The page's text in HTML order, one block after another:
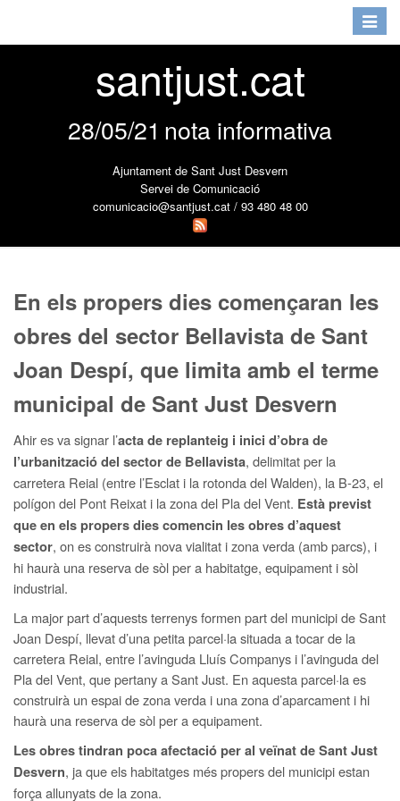
Toggle
santjust.cat
28/05/21 nota informativa
Ajuntament de Sant Just Desvern
Servei de Comunicació
comunicacio@santjust.cat / 93 480 48 00
En els propers dies començaran les
obres del sector Bellavista de Sant
Joan Despí, que limita amb el terme
municipal de Sant Just Desvern
Ahir es va signar l’acta de replanteig i inici d’obra de
l’urbanització del sector de Bellavista, delimitat per la
carretera Reial (entre l’Esclat i la rotonda del Walden), la B-23, el
polígon del Pont Reixat i la zona del Pla del Vent. Està previst
que en els propers dies comencin les obres d’aquest
sector, on es construirà nova vialitat i zona verda (amb parcs), i
hi haurà una reserva de sòl per a habitatge, equipament i sòl
industrial.
La major part d’aquests terrenys formen part del municipi de Sant
Joan Despí, llevat d’una petita parcel·la situada a tocar de la
carretera Reial, entre l’avinguda Lluís Companys i l’avinguda del
Pla del Vent, que pertany a Sant Just. En aquesta parcel·la es
construirà un espai de zona verda i una zona d’aparcament i hi
haurà una reserva de sòl per a equipament.
Les obres tindran poca afectació per al veïnat de Sant Just
Desvern, ja que els habitatges més propers del municipi estan
força allunyats de la zona.